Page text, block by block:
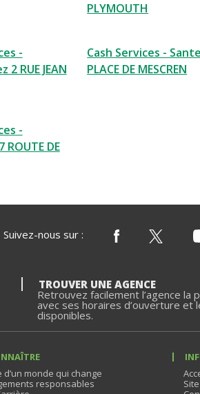
PLYMOUTH
-
2 RUE JEAN
Cash Services -
PLACE DE MESCREN
-
DE
Suivez-nous sur :
TROUVER UNE AGENCE
Retrouvez facilement l’agence la
avec ses horaires d’ouverture et
disponibles.
d’un monde qui change
responsables